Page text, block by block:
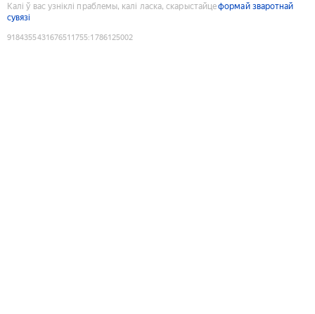
Калі ў вас узніклі праблемы, калі ласка, скарыстайцеформай зваротнай
сувязі
9184355431676511755:1786125002